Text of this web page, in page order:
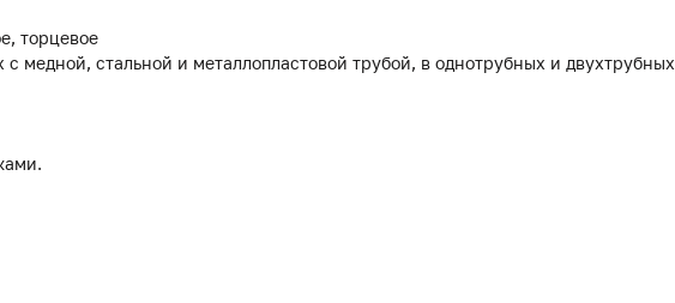
торцевое
с медной, стальной и металлопластовой трубой, в однотрубных и двухтрубных